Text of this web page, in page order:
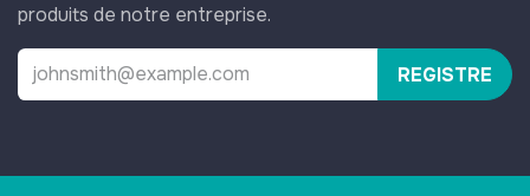
produits de notre entreprise.
REGISTRE